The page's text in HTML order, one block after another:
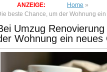
ANZEIGE: Home »
beste Chance, um der Wohnung
Umzug
Wohnung ein neues